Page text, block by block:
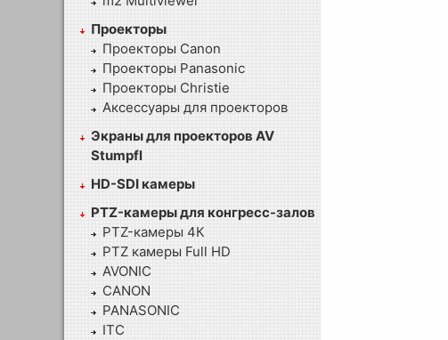
Проекторы
Проекторы Canon
Проекторы Panasonic
Проекторы Christie
Аксессуары для проекторов
Экраны для проекторов AV
Stumpfl
HD-SDI камеры
PTZ-камеры для конгресс-залов
PTZ-камеры 4К
PTZ камеры Full HD
AVONIC
CANON
PANASONIC
ITC